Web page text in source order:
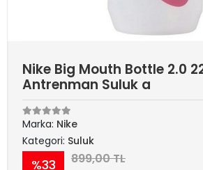
Nike Big Mouth Bottle 2.0
Antrenman Suluk a
Marka: Nike
Kategori: Suluk
%33 899,00 TL